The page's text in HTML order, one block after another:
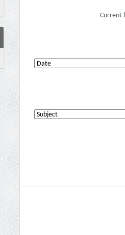
Current